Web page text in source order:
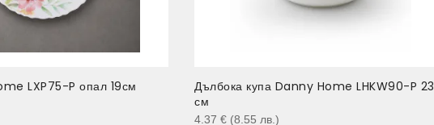
LXP75-P опал 19см
Дълбока купа Danny Home LHKW90-P 23
см
4.37 € (8.55 лв. )